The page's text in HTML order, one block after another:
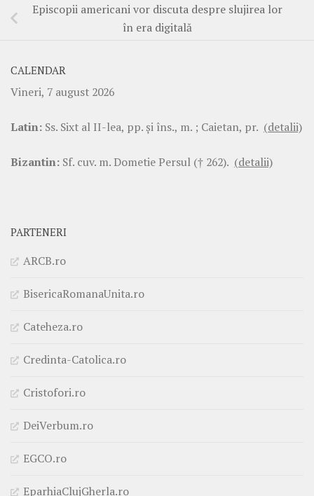
Episcopii americani vor discuta despre slujirea lor
în era digitală
CALENDAR
Vineri, 7 august 2026
Latin: Ss. Sixt al II-lea, pp. şi îns., m. ; Caietan, pr. (detalii)
Bizantin: Sf. cuv. m. Dometie Persul († 262). (detalii)
PARTENERI
ARCB.ro
BisericaRomanaUnita.ro
Cateheza.ro
Credinta-Catolica.ro
Cristofori.ro
DeiVerbum.ro
EGCO.ro
EparhiaClujGherla.ro